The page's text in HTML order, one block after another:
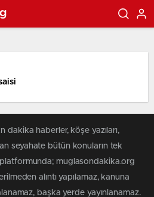
dakika haberler, köşe yazıları,
seyahate bütün konuların tek
muglasondakika.org
alıntı yapılamaz, kanuna
başka yerde yayınlanamaz.